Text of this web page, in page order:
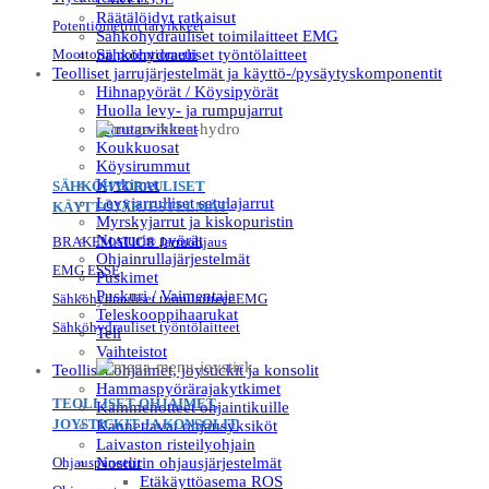
Räätälöidyt ratkaisut
Sähköhydrauliset toimilaitteet EMG
Sähköhydrauliset työntölaitteet
Teolliset jarrujärjestelmät ja käyttö-/pysäytyskomponentit
Hihnapyörät / Köysipyörät
Huolla levy- ja rumpujarrut
Jarrutarvikkeet
Koukkuosat
Köysirummut
Kytkimet
Levyjarrulliset satulajarrut
Myrskyjarrut ja kiskopuristin
Nosturin pyörät
Ohjainrullajärjestelmät
Puskimet
Puskuri / Vaimentaja
Teleskooppihaarukat
Teli
Vaihteistot
Teolliset ohjaimet, joystickit ja konsolit
Hammaspyörärajakytkimet
Kämmenotteet ohjaintikuille
Kannettavat ohjausyksiköt
Laivaston risteilyohjain
Nosturin ohjausjärjestelmät
Etäkäyttöasema ROS
Potentiometrin tarvikkeet
Moottorin potentiometri
SÄHKÖHYDRAULISET
KÄYTTÖJÄRJESTELMÄT
BRAKEMATIC® Jarruohjaus
EMG ESSE
Sähköhydrauliset toimilaitteet EMG
Sähköhydrauliset työntölaitteet
TEOLLISET OHJAIMET,
JOYSTICKIT JA KONSOLIT
Ohjauspaneelit